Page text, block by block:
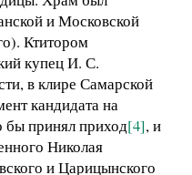
и Московской
Ктитором
купец И. С.
в клире Самарской
кандидата на
бы принял приход[4], и
Николая
и Царицынского